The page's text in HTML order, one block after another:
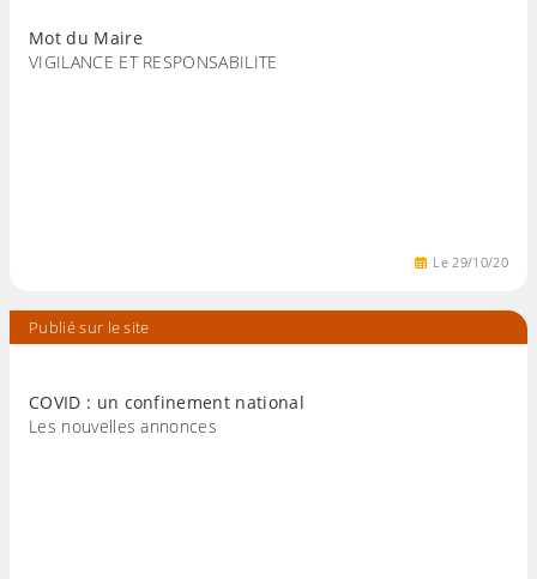
Mot du Maire
VIGILANCE ET RESPONSABILITE
Le29/10/20
Publié sur le site
COVID : un confinement national
Les nouvelles annonces